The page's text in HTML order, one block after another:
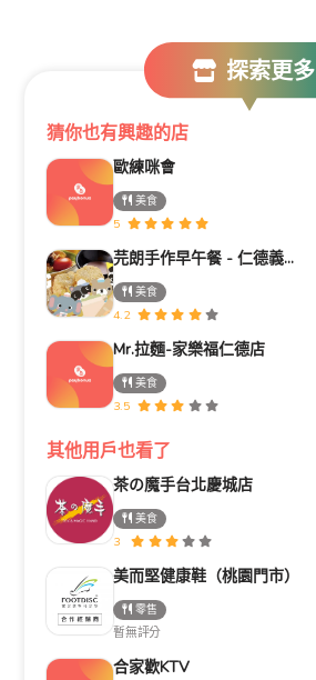
探索更多
猜你也有興趣的店
歐練咪會
美食
5
芫朗手作早午餐 - 仁德義林店
美食
4.2
Mr.拉麵-家樂福仁德店
美食
3.5
其他用戶也看了
茶の魔手台北慶城店
美食
3
美而堅健康鞋（桃園門市）
零售
暫無評分
合家歡KTV